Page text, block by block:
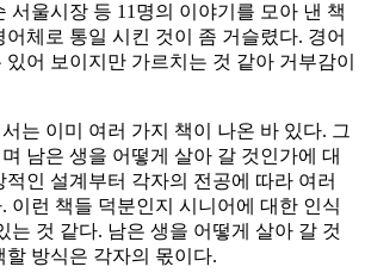
서울시장 등 11명의 이야기를 모아 낸 책
체로 통일 시킨 것이 좀 거슬렸다. 경어
어 보이지만 가르치는 것 같아 거부감이
는 이미 여러 가지 책이 나온 바 있다. 그
남은 생을 어떻게 살아 갈 것인가에 대
인 설계부터 각자의 전공에 따라 여러
이런 책들 덕분인지 시니어에 대한 인식
는 것 같다. 남은 생을 어떻게 살아 갈 것
할 방식은 각자의 몫이다.